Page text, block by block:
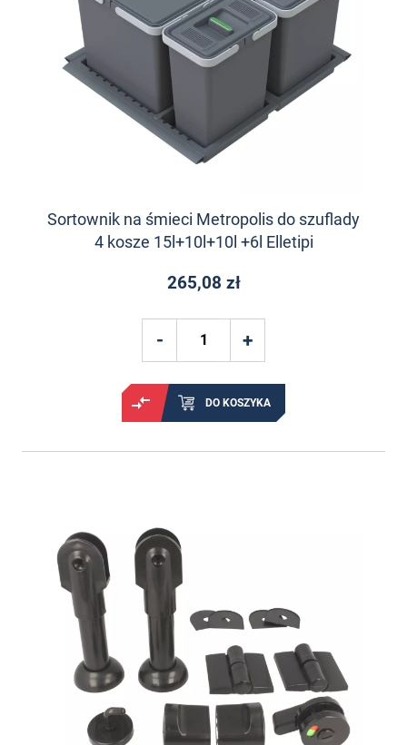
Sortownik na śmieci Metropolis do szuflady
4 kosze 15l+10l+10l +6l Elletipi
265,08 zł
DO KOSZYKA